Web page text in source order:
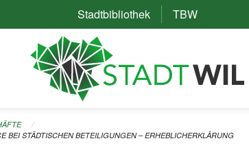
Stadtbibliothek(External Link)
TBW(External
STÄDTISCHEN BETEILIGUNGEN – ERHEBLICHERKLÄRUNG